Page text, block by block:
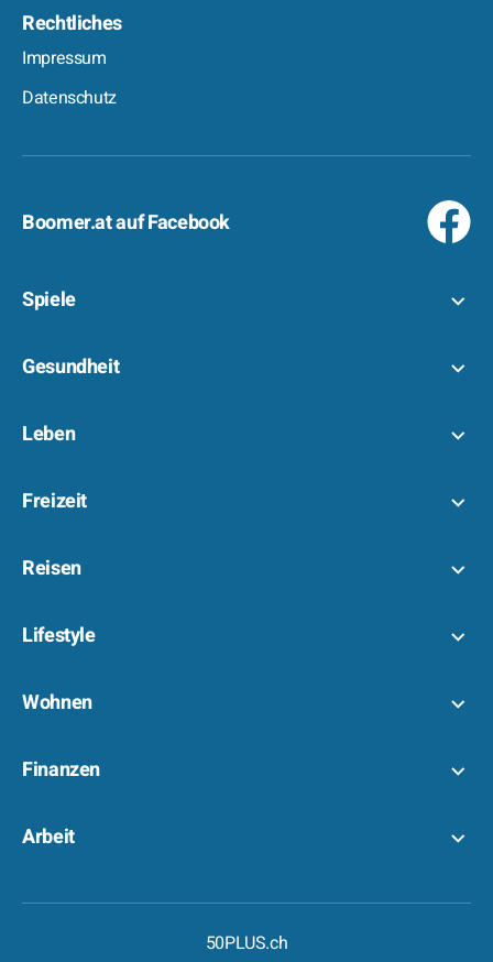
Rechtliches
Impressum
Datenschutz
Boomer.at auf Facebook
Spiele
Gesundheit
Leben
Freizeit
Reisen
Lifestyle
Wohnen
Finanzen
Arbeit
50PLUS.ch